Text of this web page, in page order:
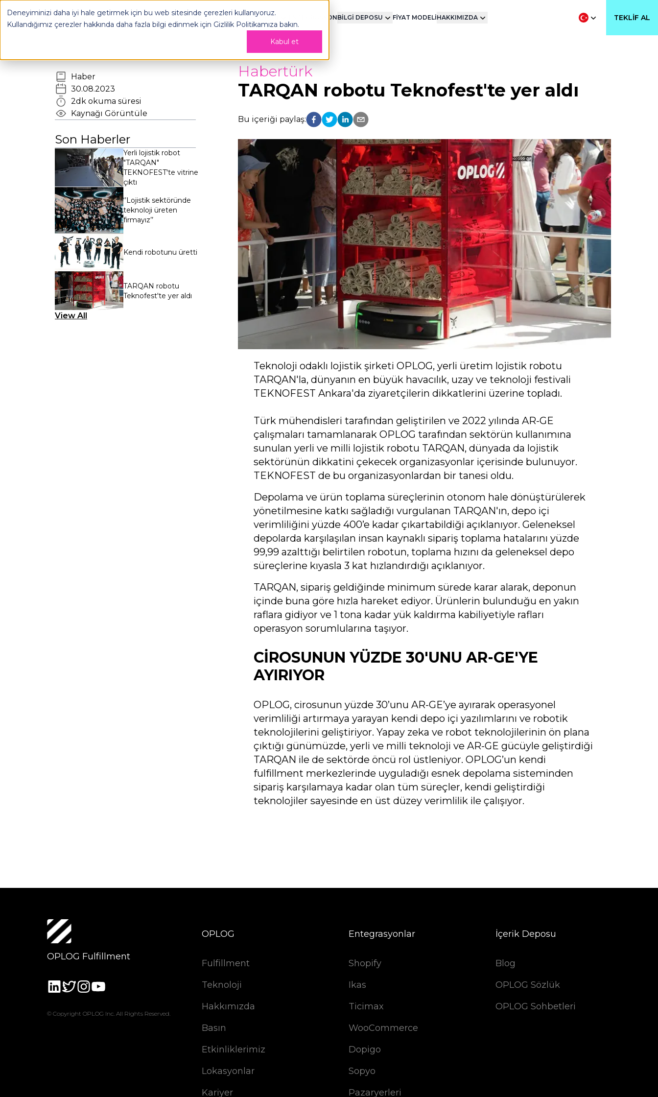
Deneyiminizi daha iyi hale getirmek için bu web sitesinde çerezleri kullanıyoruz.
Kullandığımız çerezler hakkında daha fazla bilgi edinmek için Gizlilik Politikamıza bakın.
Kabul et
OPLOG FULFILLMENT TEKNOLOJİ ENTEGRASYONBİLGİ DEPOSU FİYAT MODELİHAKKIMIZDA TEKLIF AL
Haber
30.08.2023
2dk okuma süresi
Kaynağı Görüntüle
Son Haberler
Yerli lojistik robot
"TARQAN"
TEKNOFEST'te vitrine
çıktı
‘’Lojistik sektöründe
teknoloji üreten
firmayız’’
Kendi robotunu üretti
TARQAN robotu
Teknofest'te yer aldı
View All
Habertürk
TARQAN robotu Teknofest'te yer aldı
Bu içeriği paylaş:
Teknoloji odaklı lojistik şirketi OPLOG, yerli üretim lojistik robotu
TARQAN'la, dünyanın en büyük havacılık, uzay ve teknoloji festivali
TEKNOFEST Ankara'da ziyaretçilerin dikkatlerini üzerine topladı.
Türk mühendisleri tarafından geliştirilen ve 2022 yılında AR-GE
çalışmaları tamamlanarak OPLOG tarafından sektörün kullanımına
sunulan yerli ve milli lojistik robotu TARQAN, dünyada da lojistik
sektörünün dikkatini çekecek organizasyonlar içerisinde bulunuyor.
TEKNOFEST de bu organizasyonlardan bir tanesi oldu.
Depolama ve ürün toplama süreçlerinin otonom hale dönüştürülerek
yönetilmesine katkı sağladığı vurgulanan TARQAN'ın, depo içi
verimliliğini yüzde 400’e kadar çıkartabildiği açıklanıyor. Geleneksel
depolarda karşılaşılan insan kaynaklı sipariş toplama hatalarını yüzde
99,99 azalttığı belirtilen robotun, toplama hızını da geleneksel depo
süreçlerine kıyasla 3 kat hızlandırdığı açıklanıyor.
TARQAN, sipariş geldiğinde minimum sürede karar alarak, deponun
içinde buna göre hızla hareket ediyor. Ürünlerin bulunduğu en yakın
raflara gidiyor ve 1 tona kadar yük kaldırma kabiliyetiyle rafları
operasyon sorumlularına taşıyor.
CİROSUNUN YÜZDE 30'UNU AR-GE'YE
AYIRIYOR
OPLOG, cirosunun yüzde 30’unu AR-GE’ye ayırarak operasyonel
verimliliği artırmaya yarayan kendi depo içi yazılımlarını ve robotik
teknolojilerini geliştiriyor. Yapay zeka ve robot teknolojilerinin ön plana
çıktığı günümüzde, yerli ve milli teknoloji ve AR-GE gücüyle geliştirdiği
TARQAN ile de sektörde öncü rol üstleniyor. OPLOG’un kendi
fulfillment merkezlerinde uyguladığı esnek depolama sisteminden
sipariş karşılamaya kadar olan tüm süreçler, kendi geliştirdiği
teknolojiler sayesinde en üst düzey verimlilik ile çalışıyor.
OPLOG Fulfillment
© Copyright OPLOG Inc. All Rights Reserved.
OPLOG
Fulfillment
Teknoloji
Hakkımızda
Basın
Etkinliklerimiz
Lokasyonlar
Kariyer
Entegrasyonlar
Shopify
Ikas
Ticimax
WooCommerce
Dopigo
Sopyo
Pazaryerleri
İçerik Deposu
Blog
OPLOG Sözlük
OPLOG Sohbetleri